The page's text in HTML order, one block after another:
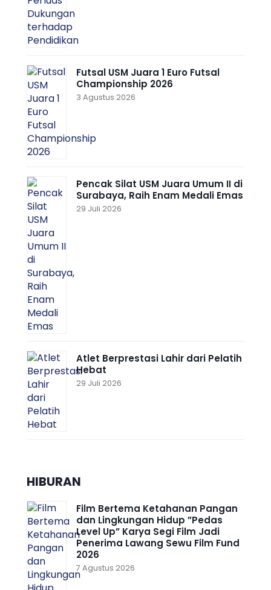
Futsal USM Juara 1 Euro Futsal
Championship 2026
3 Agustus 2026
Pencak Silat USM Juara Umum II di
Surabaya, Raih Enam Medali Emas
29 Juli 2026
Atlet Berprestasi Lahir dari Pelatih
Hebat
29 Juli 2026
HIBURAN
Film Bertema Ketahanan Pangan
dan Lingkungan Hidup ”Pedas
Level Up” Karya Segi Film Jadi
Penerima Lawang Sewu Film Fund
2026
7 Agustus 2026